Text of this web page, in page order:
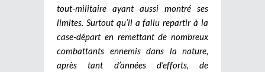
tout-militaire ayant aussi montré ses
limites. Surtout qu’il a fallu repartir à la
case-départ en remettant de nombreux
combattants ennemis dans la nature,
après tant d’années d’efforts, de